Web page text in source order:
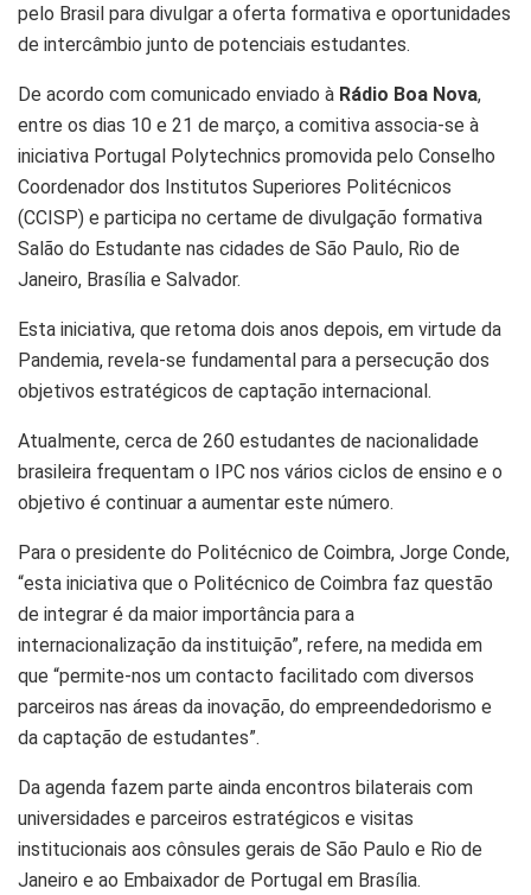
pelo Brasil para divulgar a oferta formativa e oportunidades
de intercâmbio junto de potenciais estudantes.
De acordo com comunicado enviado à Rádio Boa Nova,
entre os dias 10 e 21 de março, a comitiva associa-se à
iniciativa Portugal Polytechnics promovida pelo Conselho
Coordenador dos Institutos Superiores Politécnicos
(CCISP) e participa no certame de divulgação formativa
Salão do Estudante nas cidades de São Paulo, Rio de
Janeiro, Brasília e Salvador.
Esta iniciativa, que retoma dois anos depois, em virtude da
Pandemia, revela-se fundamental para a persecução dos
objetivos estratégicos de captação internacional.
Atualmente, cerca de 260 estudantes de nacionalidade
brasileira frequentam o IPC nos vários ciclos de ensino e o
objetivo é continuar a aumentar este número.
Para o presidente do Politécnico de Coimbra, Jorge Conde,
“esta iniciativa que o Politécnico de Coimbra faz questão
de integrar é da maior importância para a
internacionalização da instituição”, refere, na medida em
que “permite-nos um contacto facilitado com diversos
parceiros nas áreas da inovação, do empreendedorismo e
da captação de estudantes”.
Da agenda fazem parte ainda encontros bilaterais com
universidades e parceiros estratégicos e visitas
institucionais aos cônsules gerais de São Paulo e Rio de
Janeiro e ao Embaixador de Portugal em Brasília.